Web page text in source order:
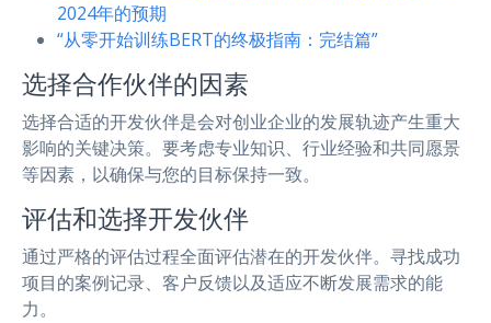
2024年的预期
“从零开始训练BERT的终极指南：完结篇”
选择合作伙伴的因素
选择合适的开发伙伴是会对创业企业的发展轨迹产生重大
影响的关键决策。要考虑专业知识、行业经验和共同愿景
等因素，以确保与您的目标保持一致。
评估和选择开发伙伴
通过严格的评估过程全面评估潜在的开发伙伴。寻找成功
项目的案例记录、客户反馈以及适应不断发展需求的能
力。